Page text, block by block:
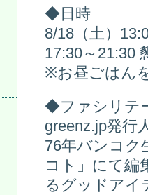
◆日時
8/18（土）
17:30～21:30
※お昼ごはん
◆ファシリテ
greenz.jp発行
76年バンコク
コト」にて編
るグッドアイ